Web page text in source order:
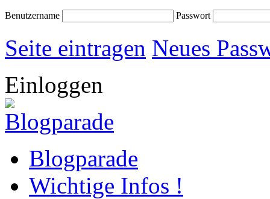
Benutzername Passwort
Seite eintragen Neues
Einloggen
Blogparade
Wichtige Infos !